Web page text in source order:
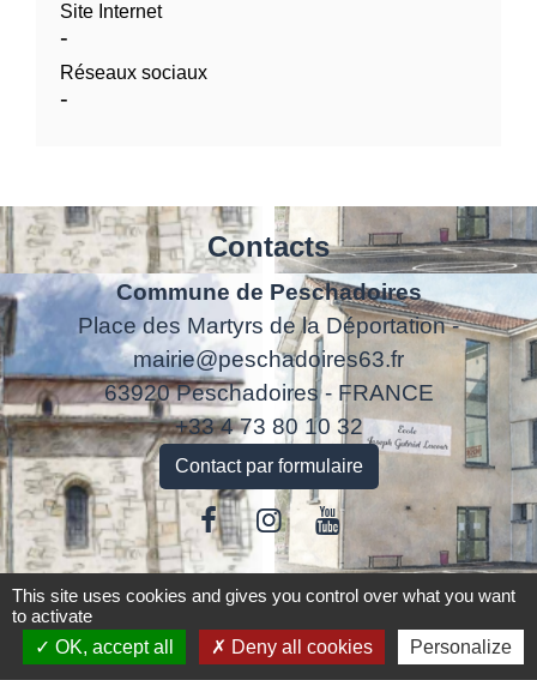
Site Internet
-
Réseaux sociaux
-
Contacts
Commune de Peschadoires
Place des Martyrs de la Déportation -
mairie@peschadoires63.fr
63920 Peschadoires - FRANCE
+33 4 73 80 10 32
Contact par formulaire
This site uses cookies and gives you control over what you want
to activate
OK, accept all
Deny all cookies Personalize